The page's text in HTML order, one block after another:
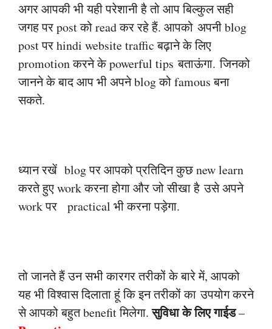
अगर आपकी भी यही परेशानी है तो आप बिल्कुल सही
जगह पर post को read कर रहे हैं. आपको अपनी blog
post पर hindi website traffic बढ़ाने के लिए
promotion करने के powerful tipsबताऊंगा.जिनको
जानने के बाद आप भी अपने blog को famous बना
सकते.
ध्यान रखें blog पर आपको प्रतिदिन कुछ new learn
करते हुए work करना होगा और जो सीखा हैउसे अपने
work पर practical भी करना पड़ेगा.
तो जानते हैं उन सभी कारगर तरीकों के बारे में, आपको
यह भी विश्वास दिलाता हूं कि इन तरीकों काउपयोग करने
से आपको बहुत benefit मिलेगा.सुविधा के लिए गाईड–